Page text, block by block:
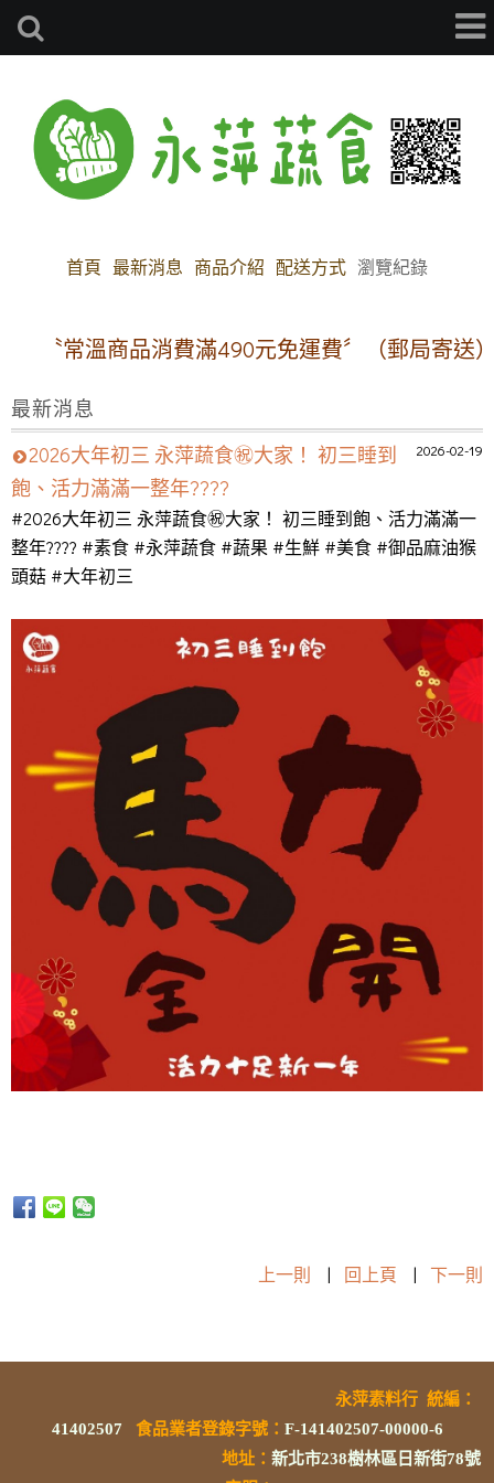
首頁 最新消息 商品介紹 配送方式 瀏覽紀錄
〝常溫商品消費滿490元免運費〞（郵局寄送）
最新消息
2026-02-19
2026大年初三 永萍蔬食㊗️大家！ 初三睡到
飽、活力滿滿一整年????
#2026大年初三 永萍蔬食㊗️大家！ 初三睡到飽、活力滿滿一
整年???? #素食 #永萍蔬食 #蔬果 #生鮮 #美食 #御品麻油猴
頭菇 #大年初三
上一則 | 回上頁 | 下一則
永萍素料行 統編 ：
41402507
食品業者登錄字號： F-141402507-00000-6
地址： 新北市238樹林區日新街78號